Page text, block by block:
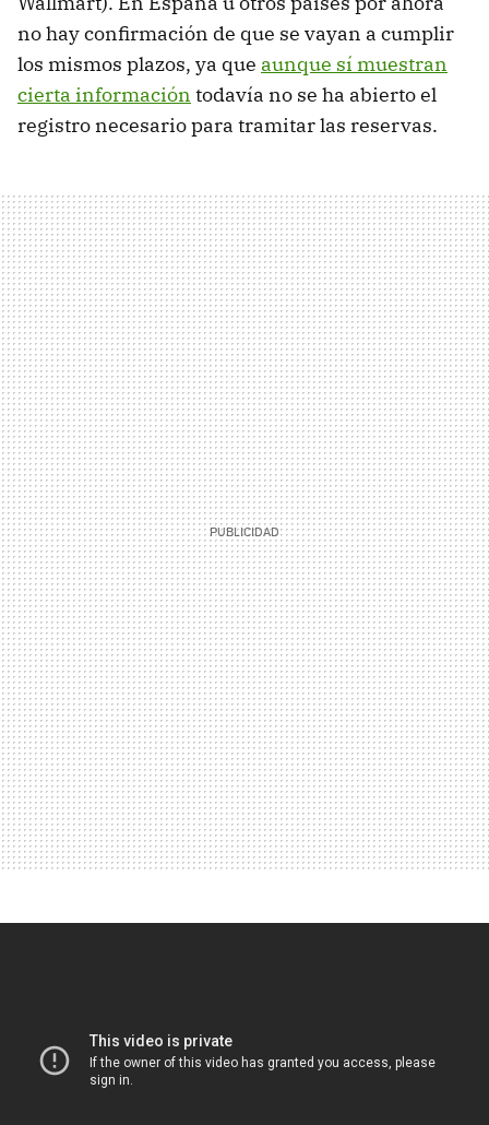
no hay confirmación de que se vayan a cumplir
los mismos plazos, ya que aunque sí muestran
cierta información todavía no se ha abierto el
registro necesario para tramitar las reservas.